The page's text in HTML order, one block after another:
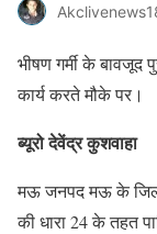
भीषण गर्मी के बावजूद
कार्य करते मौके पर।
ब्यूरो देवेंद्र कुशवाहा
मऊ जनपद मऊ के
की धारा 24 के तहत